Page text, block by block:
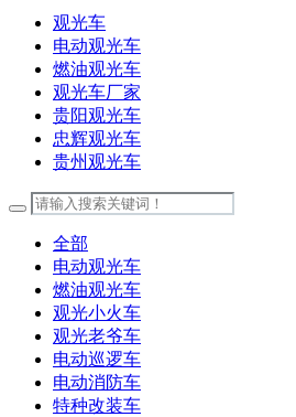
观光车
电动观光车
燃油观光车
观光车厂家
贵阳观光车
忠辉观光车
贵州观光车
全部
电动观光车
燃油观光车
观光小火车
观光老爷车
电动巡逻车
电动消防车
特种改装车